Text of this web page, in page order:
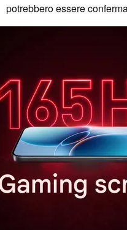
potrebbero essere